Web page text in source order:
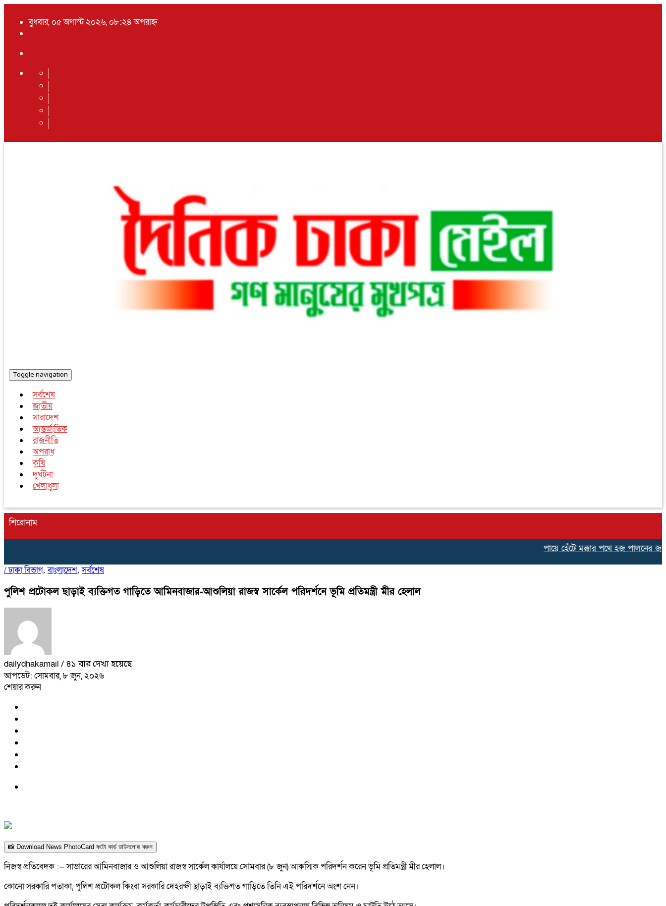
বুধবার, ০৫ অগাস্ট ২০২৬, ০৮:২৪ অপরাহ্ন
Toggle navigation
সর্বশেষ
জাতীয়
সারাদেশ
আন্তর্জাতিক
রাজনীতি
অপরাধ
কৃষি
দুর্ঘটনা
খেলাধুলা
শিরোনাম
পায়ে হেঁটে মক্কার পথে হজ পালনের জন্য
/ঢাকা বিভাগ,বাংলাদেশ,সর্বশেষ
পুলিশ প্রটোকল ছাড়াই ব্যক্তিগত গাড়িতে আমিনবাজার-আশুলিয়া রাজস্ব সার্কেল পরিদর্শনে ভূমি প্রতিমন্ত্রী মীর হেলাল
dailydhakamail / ৪১ বার দেখা হয়েছে
আপডেট: সোমবার, ৮ জুন, ২০২৬
শেয়ার করুন
📸 Download News PhotoCard ফটো কার্ড ডাউনলোড করুন
নিজস্ব প্রতিবেদক :— সাভারের আমিনবাজার ও আশুলিয়া রাজস্ব সার্কেল কার্যালয়ে সোমবার (৮ জুন) আকস্মিক পরিদর্শন করেন ভূমি প্রতিমন্ত্রী মীর হেলাল।
কোনো সরকারি পতাকা, পুলিশ প্রটোকল কিংবা সরকারি দেহরক্ষী ছাড়াই ব্যক্তিগত গাড়িতে তিনি এই পরিদর্শনে অংশ নেন।